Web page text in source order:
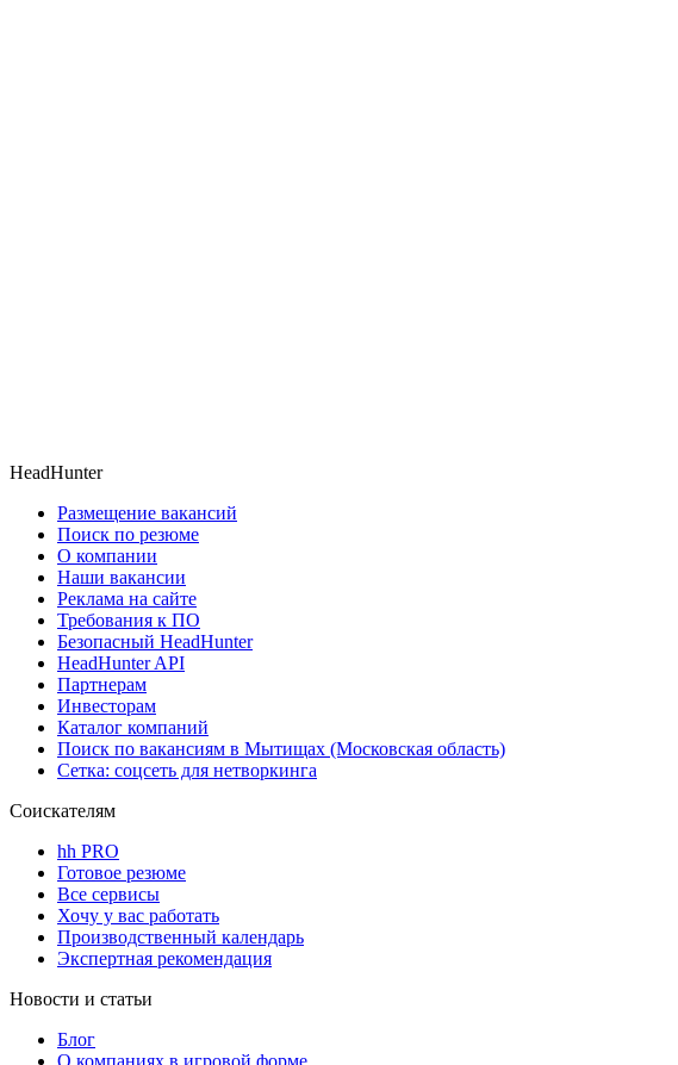
HeadHunter
Размещение вакансий
Поиск по резюме
О компании
Наши вакансии
Реклама на сайте
Требования к ПО
Безопасный HeadHunter
HeadHunter API
Партнерам
Инвесторам
Каталог компаний
Поиск по вакансиям в Мытищах (Московская область)
Сетка: соцсеть для нетворкинга
Соискателям
hh PRO
Готовое резюме
Все сервисы
Хочу у вас работать
Производственный календарь
Экспертная рекомендация
Новости и статьи
Блог
О компаниях в игровой форме